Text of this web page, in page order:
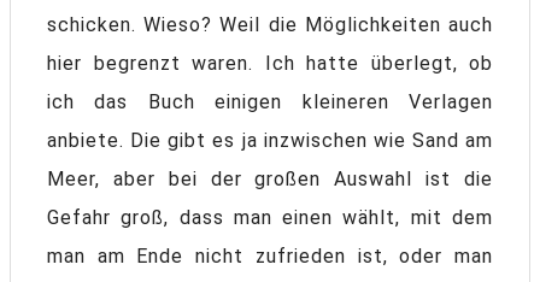
schicken. Wieso? Weil die Möglichkeiten auch
hier begrenzt waren. Ich hatte überlegt, ob
ich das Buch einigen kleineren Verlagen
anbiete. Die gibt es ja inzwischen wie Sand am
Meer, aber bei der großen Auswahl ist die
Gefahr groß, dass man einen wählt, mit dem
man am Ende nicht zufrieden ist, oder man